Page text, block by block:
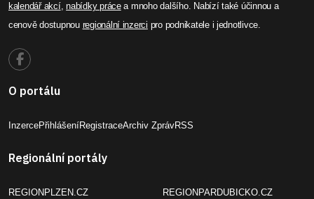
kalendář akcí,nabídky prácea mnoho dalšího. Nabízí také účinnou a
cenově dostupnou regionální inzerci pro podnikatele i jednotlivce.
O portálu
InzercePřihlášeníRegistraceArchiv ZprávRSS
Regionální portály
REGIONPLZEN.CZ REGIONPARDUBICKO.CZ